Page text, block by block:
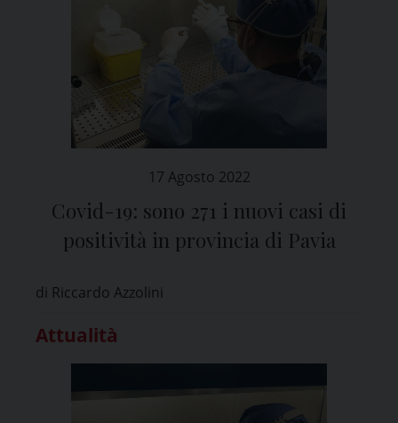
17 Agosto 2022
Covid-19: sono 271 i nuovi casi di
positività in provincia di Pavia
di Riccardo Azzolini
Attualità